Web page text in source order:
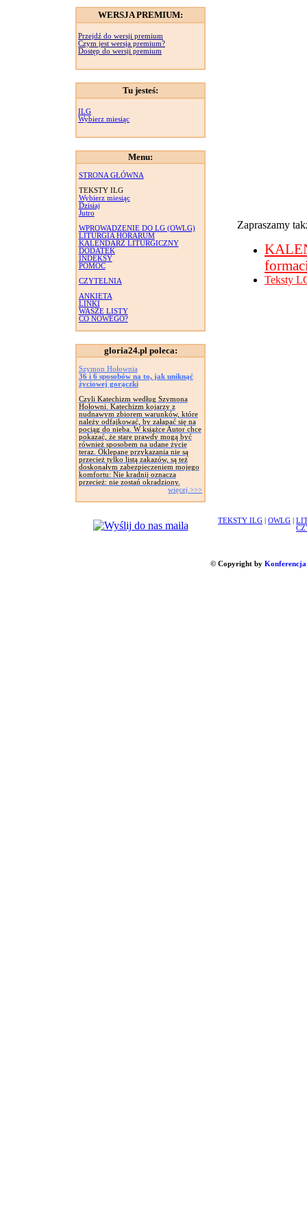
WERSJA PREMIUM:
Przejdź do wersji premium
Czym jest wersja premium?
Dostęp do wersji premium
Tu jesteś:
ILG
Wybierz miesiąc
Menu:
STRONA GŁÓWNA
TEKSTY ILG
Wybierz miesiąc
Dzisiaj
Jutro
WPROWADZENIE DO LG (OWLG)
LITURGIA HORARUM
KALENDARZ LITURGICZNY
DODATEK
INDEKSY
POMOC
CZYTELNIA
ANKIETA
LINKI
WASZE LISTY
CO NOWEGO?
gloria24.pl poleca:
Szymon Hołownia
36 i 6 sposobów na to, jak uniknąć
życiowej gorączki
Czyli Katechizm według Szymona
Hołowni. Katechizm kojarzy z
nudnawym zbiorem warunków, które
należy odfajkować, by załapać się na
pociąg do nieba. W książce Autor chce
pokazać, że stare prawdy mogą być
również sposobem na udane życie
teraz. Oklepane przykazania nie są
przecież tylko listą zakazów, są też
doskonałym zabezpieczeniem mojego
komfortu: Nie kradnij oznacza
przecież: nie zostań okradziony.
więcej >>>
Zapraszamy
Teksty
TEKSTY ILG OWLG
© Copyright by Konferencja